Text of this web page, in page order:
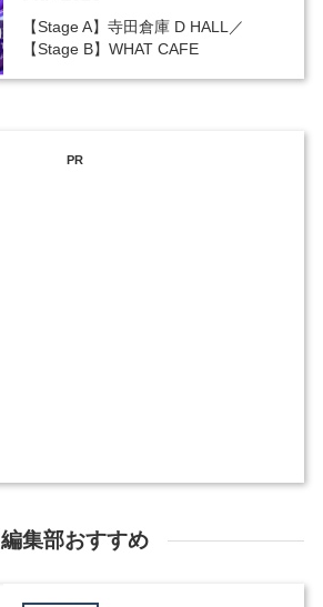
【Stage A】寺田倉庫 D HALL／
【Stage B】WHAT CAFE
PR
編集部おすすめ